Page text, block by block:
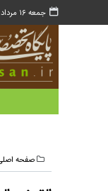
جمعه ۱۶ مرداد ۱۴۰۵ -
صفحه